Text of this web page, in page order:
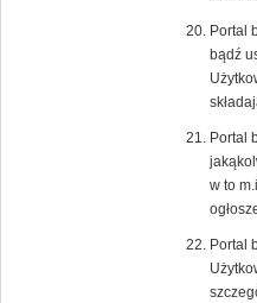
Portal
bądź
Portal
w to
Portal